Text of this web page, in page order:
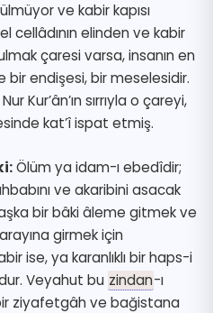
ve kabir kapısı
cellâdının elinden ve kabir
çaresi varsa, insanın en
bir endişesi, bir meselesidir.
Kur’ân’ın sırrıyla o çareyi,
kat’î ispat etmiş.
Ölüm ya idam-ı ebedîdir;
ını ve akaribini asacak
bir bâki âleme gitmek ve
girmek için
ise, ya karanlıklı birhaps-i
Veyahut bu zindan-ı
ziyafetgâh ve bağistana